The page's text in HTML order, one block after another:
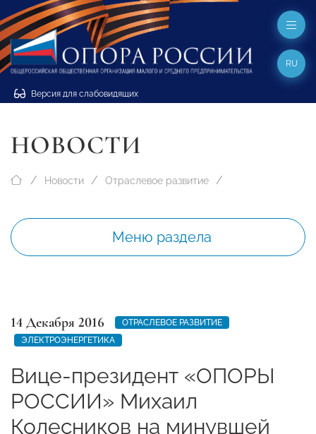
Версия для слабовидящих
RU
НОВОСТИ
Новости Отраслевое развитие
Меню раздела
14 Декабря 2016
ОТРАСЛЕВОЕ РАЗВИТИЕ
ЭЛЕКТРОЭНЕРГЕТИКА
Вице-президент «ОПОРЫ
РОССИИ» Михаил
Колесников на минувшей